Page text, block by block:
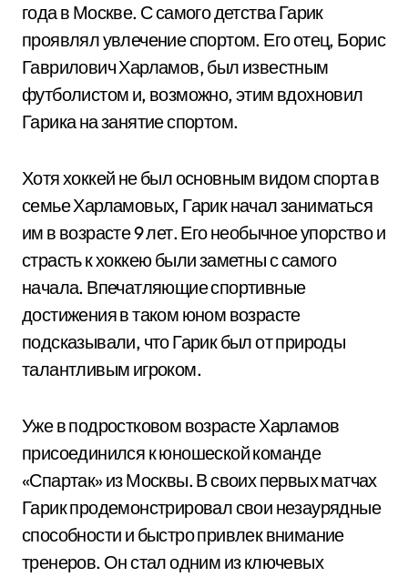
года в Москве. С самого детства Гарик
проявлял увлечение спортом. Его отец, Борис
Гаврилович Харламов, был известным
футболистом и, возможно, этим вдохновил
Гарика на занятие спортом.
Хотя хоккей не был основным видом спорта в
семье Харламовых, Гарик начал заниматься
им в возрасте 9 лет. Его необычное упорство и
страсть к хоккею были заметны с самого
начала. Впечатляющие спортивные
достижения в таком юном возрасте
подсказывали, что Гарик был от природы
талантливым игроком.
Уже в подростковом возрасте Харламов
присоединился к юношеской команде
«Спартак» из Москвы. В своих первых матчах
Гарик продемонстрировал свои незаурядные
способности и быстро привлек внимание
тренеров. Он стал одним из ключевых